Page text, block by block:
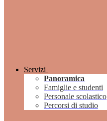
Servizi
Panoramica
Famiglie e studenti
Personale scolastico
Percorsi di studio